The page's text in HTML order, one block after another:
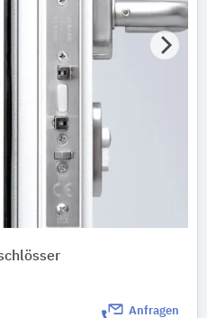
Anfragen